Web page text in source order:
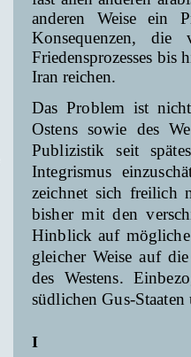
anderen Weise ein
Konsequenzen, die
Friedensprozesses
Iran reichen.
Das Problem ist
Ostens sowie des
Publizistik seit
Integrismus
zeichnet sich freilich
bisher mit den
Hinblick auf
gleicher Weise auf
des Westens.
südlichen Gus-
I